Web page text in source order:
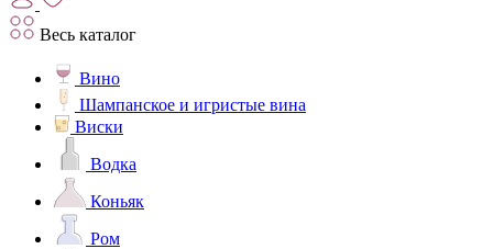
Весь каталог
Вино
Шампанское и игристые вина
Виски
Водка
Коньяк
Ром